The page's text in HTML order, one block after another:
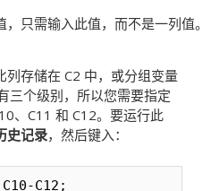
只需输入此值，而不是一列值。
列存储在 C2 中，或分组变量
三个级别，所以您需要指定
、C11 和 C12。要运行此
史记录，然后键入：
C10-C12;